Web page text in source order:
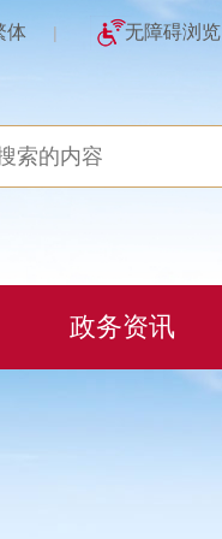
体 | 无障碍浏览
政务资讯